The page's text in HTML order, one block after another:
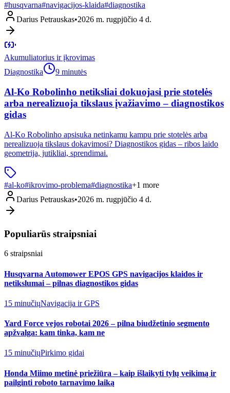
#husqvarna#navigacijos-klaida#diagnostika
Darius Petrauskas•2026 m. rugpjūčio 4 d.
Akumuliatorius ir įkrovimas
Diagnostika
9 minutės
Al-Ko Robolinho netiksliai dokuojasi prie stotelės
arba nerealizuoja tikslaus įvažiavimo – diagnostikos
gidas
Al-Ko Robolinho apsisuka netinkamu kampu prie stotelės arba
nerealizuoja tikslaus dokavimosi? Diagnostikos gidas – ribos laido
geometrija, jutikliai, sprendimai.
#al-ko#ikrovimo-problema#diagnostika+1 more
Darius Petrauskas•2026 m. rugpjūčio 4 d.
Populiarūs straipsniai
6 straipsniai
Husqvarna Automower EPOS GPS navigacijos klaidos ir
netikslumai – pilnas diagnostikos gidas
15 minučiųNavigacija ir GPS
Yard Force vejos robotai 2026 – pilna biudžetinio segmento
apžvalga: kam tinka, kam ne
15 minučiųPirkimo gidai
Honda Miimo metinė priežiūra – kaip išlaikyti tylų veikimą ir
pailginti roboto tarnavimo laiką